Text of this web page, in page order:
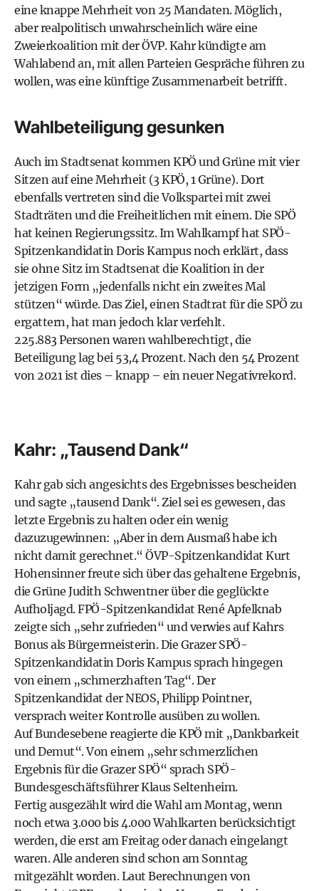
eine knappe Mehrheit von 25 Mandaten. Möglich,
aber realpolitisch unwahrscheinlich wäre eine
Zweierkoalition mit der ÖVP. Kahr kündigte am
Wahlabend an, mit allen Parteien Gespräche führen zu
wollen, was eine künftige Zusammenarbeit betrifft.
Wahlbeteiligung gesunken
Auch im Stadtsenat kommen KPÖ und Grüne mit vier
Sitzen auf eine Mehrheit (3 KPÖ, 1 Grüne). Dort
ebenfalls vertreten sind die Volkspartei mit zwei
Stadträten und die Freiheitlichen mit einem. Die SPÖ
hat keinen Regierungssitz. Im Wahlkampf hat SPÖ-
Spitzenkandidatin Doris Kampus noch erklärt, dass
sie ohne Sitz im Stadtsenat die Koalition in der
jetzigen Form „jedenfalls nicht ein zweites Mal
stützen“ würde. Das Ziel, einen Stadtrat für die SPÖ zu
ergattern, hat man jedoch klar verfehlt.
225.883 Personen waren wahlberechtigt, die
Beteiligung lag bei 53,4 Prozent. Nach den 54 Prozent
von 2021 ist dies – knapp – ein neuer Negativrekord.
Kahr: „Tausend Dank“
Kahr gab sich angesichts des Ergebnisses bescheiden
und sagte „tausend Dank“. Ziel sei es gewesen, das
letzte Ergebnis zu halten oder ein wenig
dazuzugewinnen: „Aber in dem Ausmaß habe ich
nicht damit gerechnet.“ ÖVP-Spitzenkandidat Kurt
Hohensinner freute sich über das gehaltene Ergebnis,
die Grüne Judith Schwentner über die geglückte
Aufholjagd. FPÖ-Spitzenkandidat René Apfelknab
zeigte sich „sehr zufrieden“ und verwies auf Kahrs
Bonus als Bürgermeisterin. Die Grazer SPÖ-
Spitzenkandidatin Doris Kampus sprach hingegen
von einem „schmerzhaften Tag“. Der
Spitzenkandidat der NEOS, Philipp Pointner,
versprach weiter Kontrolle ausüben zu wollen.
Auf Bundesebene reagierte die KPÖ mit „Dankbarkeit
und Demut“. Von einem „sehr schmerzlichen
Ergebnis für die Grazer SPÖ“ sprach SPÖ-
Bundesgeschäftsführer Klaus Seltenheim.
Fertig ausgezählt wird die Wahl am Montag, wenn
noch etwa 3.000 bis 4.000 Wahlkarten berücksichtigt
werden, die erst am Freitag oder danach eingelangt
waren. Alle anderen sind schon am Sonntag
mitgezählt worden. Laut Berechnungen von